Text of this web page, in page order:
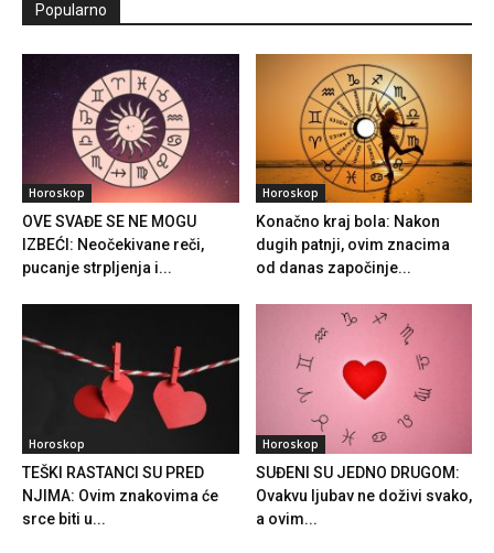
Popularno
Horoskop
OVE SVAĐE SE NE MOGU
IZBEĆI: Neočekivane reči,
pucanje strpljenja i...
Horoskop
Konačno kraj bola: Nakon
dugih patnji, ovim znacima
od danas započinje...
Horoskop
TEŠKI RASTANCI SU PRED
NJIMA: Ovim znakovima će
srce biti u...
Horoskop
SUĐENI SU JEDNO DRUGOM:
Ovakvu ljubav ne doživi svako,
a ovim...